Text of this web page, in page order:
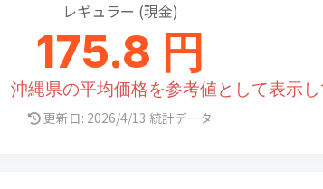
レギュラー (現金)
175.8 円
縄県の平均価格を参考値として表示
更新日: 2026/4/13 統計データ